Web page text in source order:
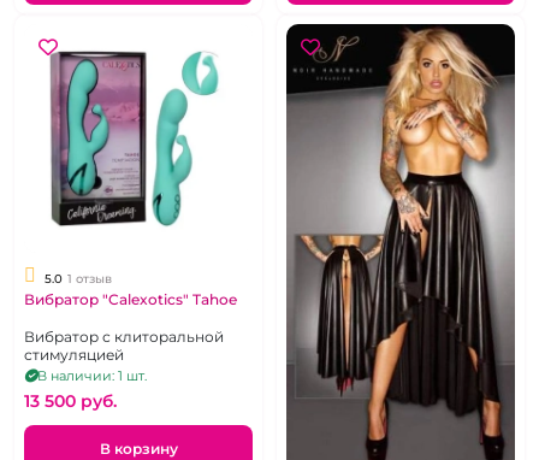
5.0 1 отзыв
Вибратор "Calexotics" Tahoe
Вибратор с клиторальной
стимуляцией
В наличии: 1 шт.
13 500 pуб.
В корзину